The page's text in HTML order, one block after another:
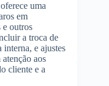
uma
em
e outros
a troca de
interna, e ajustes
aos
cliente e a